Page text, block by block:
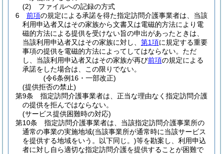
(2)
ファイルへの記録の方式
6
前項の規定による承諾を得た指定訪問介護事業者は、当該
利用申込者又はその家族から文書又は電磁的方法により電
磁的方法による提供を受けない旨の申出があったときは、
当該利用申込者又はその家族に対し、 第1項に規定する重要
事項の提供を電磁的方法によってしてはならない。 ただ
し、当該利用申込者又はその家族が再び前項の規定による
承諾をした場合は、この限りでない。
(令6条例16・一部改正)
(提供拒否の禁止)
第9条
指定訪問介護事業者は、正当な理由なく指定訪問介護
の提供を拒んではならない。
(サービス提供困難時の対応)
第10条
指定訪問介護事業者は、当該指定訪問介護事業所の
通常の事業の実施地域(当該事業所が通常時に当該サービス
を提供する地域をいう。以下同じ。)等を勘案し、利用申込
者に対し自ら適切な指定訪問介護を提供することが困難で